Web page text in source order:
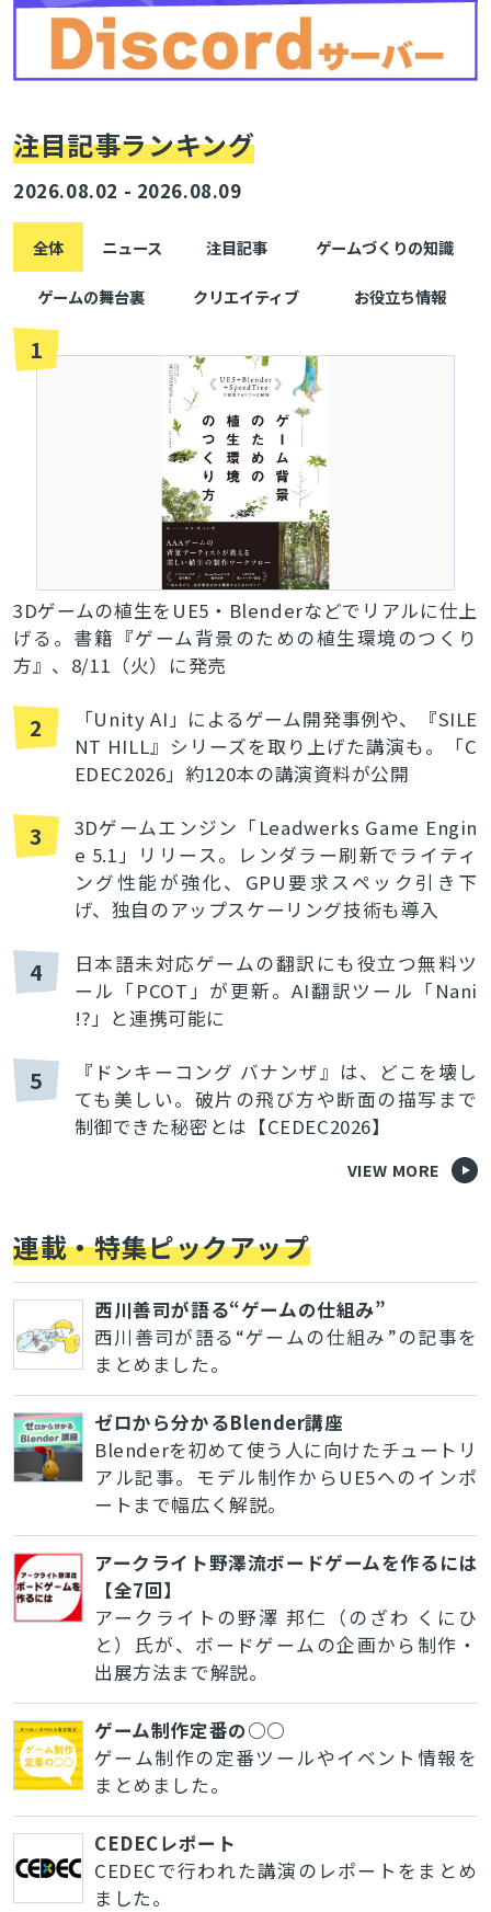
注目記事ランキング
2026.08.02 - 2026.08.09
全体 ニュース 注目記事 ゲームづくりの知識
ゲームの舞台裏 クリエイティブ お役立ち情報
1
3Dゲームの植生をUE5・Blenderなどでリアルに仕上
げる。書籍『ゲーム背景のための植生環境のつくり
方』、8/11（火）に発売
2
「Unity AI」によるゲーム開発事例や、『SILE
NT HILL』シリーズを取り上げた講演も。「C
EDEC2026」約120本の講演資料が公開
3
3Dゲームエンジン「Leadwerks Game Engin
e 5.1」リリース。レンダラー刷新でライティ
ング性能が強化、GPU要求スペック引き下
げ、独自のアップスケーリング技術も導入
4
日本語未対応ゲームの翻訳にも役立つ無料ツ
ール「PCOT」が更新。AI翻訳ツール「Nani
!?」と連携可能に
5
『ドンキーコング バナンザ』は、どこを壊し
ても美しい。破片の飛び方や断面の描写まで
制御できた秘密とは【CEDEC2026】
VIEW MORE
連載・特集ピックアップ
西川善司が語る“ゲームの仕組み”
西川善司が語る“ゲームの仕組み”の記事を
まとめました。
ゼロから分かるBlender講座
Blenderを初めて使う人に向けたチュートリ
アル記事。モデル制作からUE5へのインポ
ートまで幅広く解説。
アークライト野澤流ボードゲームを作るには
【全7回】
アークライトの野澤 邦仁（のざわ くにひ
と）氏が、ボードゲームの企画から制作・
出展方法まで解説。
ゲーム制作定番の○○
ゲーム制作の定番ツールやイベント情報を
まとめました。
CEDECレポート
CEDECで行われた講演のレポートをまとめ
ました。
とじる
検索